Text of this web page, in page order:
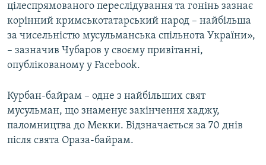
цілеспрямованого переслідування та гонінь зазнає
корінний кримськотатарський народ – найбільша
за чисельністю мусульманська спільнота України»,
– зазначив Чубаров у своєму привітанні,
опублікованому у Facebook.
Курбан-байрам – одне з найбільших свят
мусульман, що знаменує закінчення хаджу,
паломництва до Мекки. Відзначається за 70 днів
після свята Ораза-байрам.